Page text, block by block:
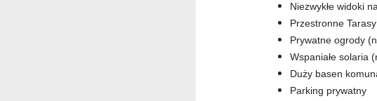
Niezwykłe widoki
Przestronne Tarasy
Prywatne ogrody
Wspaniałe solaria
Duży basen
Parking prywatny